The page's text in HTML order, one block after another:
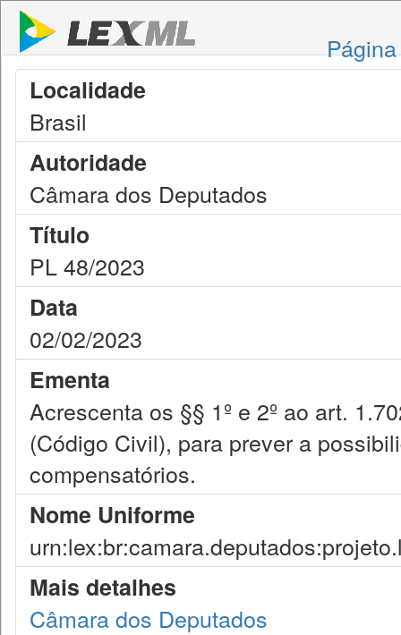
Localidade
Brasil
Autoridade
Câmara dos Deputados
Título
PL 48/2023
Data
02/02/2023
Ementa
Acrescenta os §§ 1º e 2º ao art.
(Código Civil), para prever a
compensatórios.
Nome Uniforme
Mais detalhes
Câmara dos Deputados